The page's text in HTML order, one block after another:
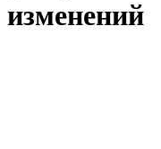
изменений